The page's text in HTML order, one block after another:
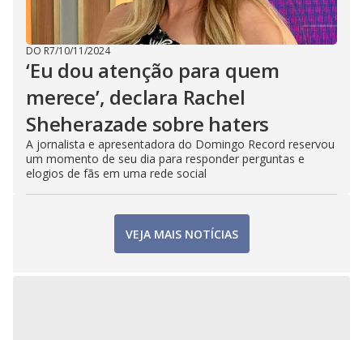
DO R7/10/11/2024
‘Eu dou atenção para quem
merece’, declara Rachel
Sheherazade sobre haters
A jornalista e apresentadora do Domingo Record reservou
um momento de seu dia para responder perguntas e
elogios de fãs em uma rede social
VEJA MAIS NOTÍCIAS